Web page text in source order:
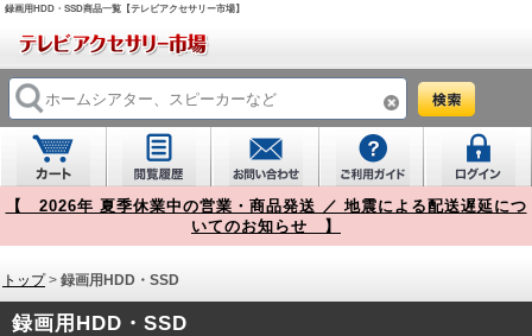
録画用HDD・SSD商品一覧【テレビアクセサリー市場】
【 2026年 夏季休業中の営業・商品発送 ／ 地震による配送遅延につ
いてのお知らせ 】
トップ> 録画用HDD・SSD
録画用HDD・SSD